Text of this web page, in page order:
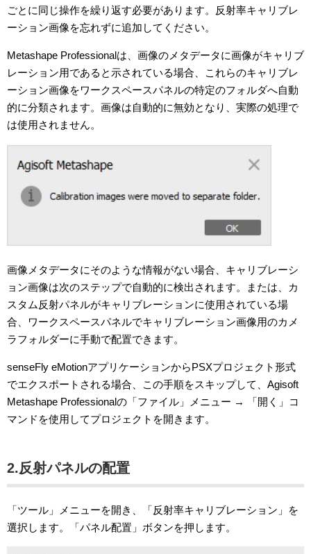
ごとに同じ操作を繰り返す必要があります。反射率キャリブレ
ーション画像を忘れずに追加してください。
Metashape Professionalは、画像のメタデータに画像がキャリブ
レーション用であると示されている場合、これらのキャリブレ
ーション画像をワークスペースパネルの特定のフォルダへ自動
的に分類されます。画像は自動的に無効となり、実際の処理で
は使用されません。
画像メタデータにそのような情報がない場合、キャリブレーシ
ョン画像は次のステップで自動的に検出されます。または、カ
スタム反射パネルがキャリブレーションに使用されている場
合、ワークスペースパネルでキャリブレーション画像用のカメ
ラフォルダーに手動で配置できます。
senseFly eMotionアプリケーションからPSXプロジェクト形式
でエクスポートされる場合、この手順をスキップして、Agisoft
Metashape Professionalの「ファイル」メニュー → 「開く」コ
マンドを使用してプロジェクトを開きます。
2.反射パネルの配置
「ツール」メニューを開き、「反射率キャリブレーション」を
選択します。「パネル配置」ボタンを押します。